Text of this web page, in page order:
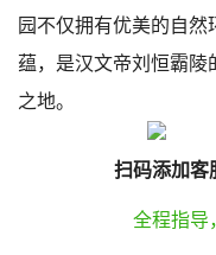
园不仅拥有优美的自
蕴，是汉文帝刘恒霸陵
之地。
扫码添加客
全程指导